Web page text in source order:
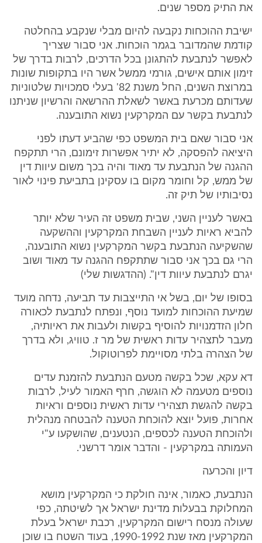
את התיק מספר שנים.
ישיבת ההוכחות נקבעה להיום מבלי שנקבע בהחלטה
קודמת שהמדובר בגמר הוכחות. אני סבור שצריך
לאפשר לנתבעת להתגונן בכל הדרכים, לרבות בדרך של
זימון אותם אישים, גורמי ממשל אשר היו בתקופות שונות
במרוצת השנים, החל משנת 82' בעלי סמכויות שלטוניות
שעדותם מכרעת באשר לשאלת ההרשאה והרשיון שניתנו
לנתבעת בקשר עם המקרקעין נשוא התובענה.
אני סבור שאם בית המשפט כפי שהביע דעתו לפני
היציאה להפסקה, לא יתיר אפשרות זימונם, הרי תתקפח
ההגנה של הנתבעת עד מאוד והיה בכך משום עיוות דין
של ממש, קל וחומר מקום בו עסקינן בתביעת פינוי לאור
נסיבותיו של תיק זה.
באשר לעניין השני, שבית משפט זה העיר שלא יותר
להביא ראיות לעניין השבחת המקרקעין וההשקעה
שהשקיעה הנתבעת בקשר המקרקעין נשוא התובענה,
הרי גם בכך אני סבור שתתקפח ההגנה עד מאוד ושוב
יגרם לנתבעת עיוות דין". (ההדגשות שלי)
בסופו של יום, בשל אי התייצבות עד תביעה, נדחה מועד
שמיעת ההוכחות למועד נוסף, ונפתח לנתבעת לכאורה
חלון הזדמנויות להוסיף בקשות ולעבות את ראיותיה,
מעבר לתצהיר עדות ראשית של מר ז. טוויג, ולא בדרך
של הצהרה בלתי מסויימת לפרוטוקול.
דא עקא, שכל בקשה מטעם הנתבעת להזמנת עדים
נוספים מטעמה לא הוגשה, חרף האמור לעיל, לרבות
בקשה להגשת תצהירי עדות ראשית נוספים וראיות
אחרות, פועל יוצא להוכחת הטענה להבטחה מנהלית
ולהוכחת הטענה לכספים, הנטענים, שהושקעו ע"י
העמותה במקרקעין - והדבר אומר דרשני.
דיון והכרעה
הנתבעת, כאמור, אינה חולקת כי המקרקעין מושא
המחלוקת בבעלות מדינת ישראל אך לשיטתה, כפי
שעולה מנסח רישום המקרקעין, רכבת ישראל בעלת
המקרקעין מאז שנת 1990-1992, בעוד השטח בו שוכן